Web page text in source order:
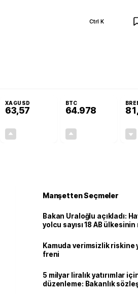
Ctrl K
XAGUSD
63,57
BTC
64.978
Manşetten Seçmeler
Bakan Uraloğlu açıkladı:
yolcu sayısı 18 AB
Kamuda verimsizlik riskine
freni
5 milyar liralık yatırımlar
düzenleme: Bakanlık